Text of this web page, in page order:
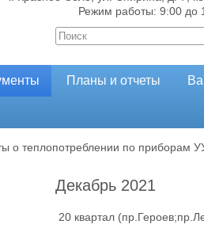
Режим работы: 9:00 до
Планы и отчеты
о теплопотреблении по приборам
Декабрь 2021
20 квартал